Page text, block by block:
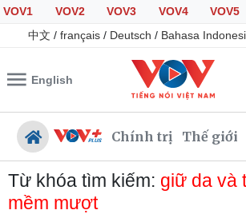
VOV1 VOV2 VOV3 VOV4 VOV5
中文 / français / Deutsch / Bahasa
English
Chính trị Thế giới
Từ khóa tìm kiếm: giữ da và
mềm mượt